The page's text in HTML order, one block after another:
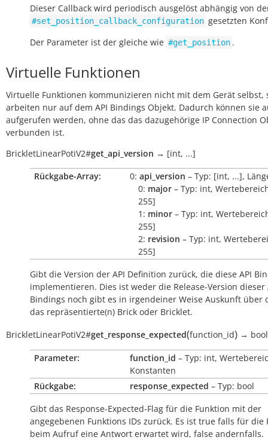
Dieser Callback wird periodisch ausgelöst abhängig von
#set_position_callback_configuration gesetzten
Der Parameter ist der gleiche wie #get_position .
Virtuelle Funktionen
Virtuelle Funktionen kommunizieren nicht mit dem Gerät selbst,
arbeiten nur auf dem API Bindings Objekt. Dadurch können sie
aufgerufen werden, ohne das das dazugehörige IP Connection
verbunden ist.
BrickletLinearPotiV2#get_api_version → [int, ...]
Rückgabe-Array:
0: api_version – Typ: [int, ...],
0: major – Typ: int,
255]
1: minor – Typ: int,
255]
2: revision – Typ: int,
255]
Gibt die Version der API Definition zurück, die diese API
implementieren. Dies ist weder die Release-Version dieser
Bindings noch gibt es in irgendeiner Weise Auskunft über
das repräsentierte(n) Brick oder Bricklet.
BrickletLinearPotiV2#get_response_expected(function_id) → bool
Parameter: function_id – Typ: int,
Konstanten
Rückgabe:
response_expected – Typ: bool
Gibt das Response-Expected-Flag für die Funktion mit der
angegebenen Funktions IDs zurück. Es ist true falls für die
beim Aufruf eine Antwort erwartet wird, false andernfalls.